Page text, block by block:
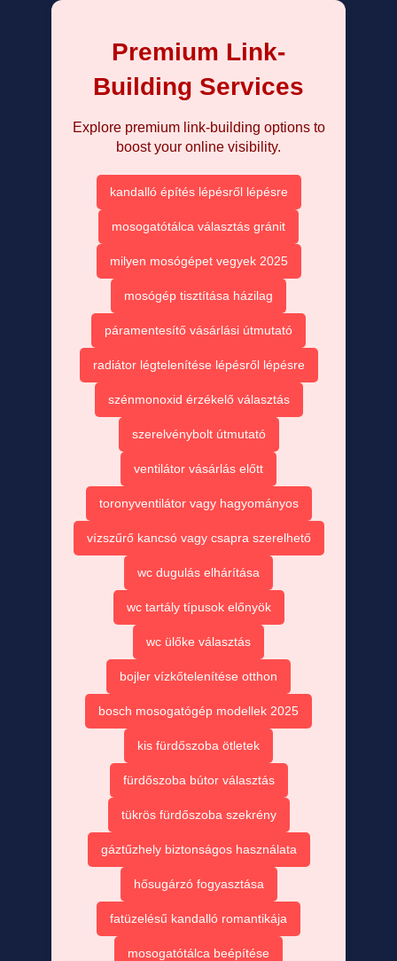
Premium Link-
Building Services
Explore premium link-building options to
boost your online visibility.
kandalló építés lépésről lépésre
mosogatótálca választás gránit
milyen mosógépet vegyek 2025
mosógép tisztítása házilag
páramentesítő vásárlási útmutató
radiátor légtelenítése lépésről lépésre
szénmonoxid érzékelő választás
szerelvénybolt útmutató
ventilátor vásárlás előtt
toronyventilátor vagy hagyományos
vízszűrő kancsó vagy csapra szerelhető
wc dugulás elhárítása
wc tartály típusok előnyök
wc ülőke választás
bojler vízkőtelenítése otthon
bosch mosogatógép modellek 2025
kis fürdőszoba ötletek
fürdőszoba bútor választás
tükrös fürdőszoba szekrény
gáztűzhely biztonságos használata
hősugárzó fogyasztása
fatüzelésű kandalló romantikája
mosogatótálca beépítése